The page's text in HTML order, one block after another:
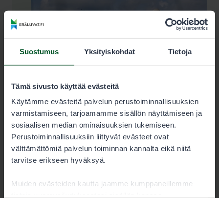
Suostumus Yksityiskohdat Tietoja
Tämä sivusto käyttää evästeitä
Käytämme evästeitä palvelun perustoiminnallisuuksien
varmistamiseen, tarjoamamme sisällön näyttämiseen ja
sosiaalisen median ominaisuuksien tukemiseen.
Perustoiminnallisuuksiin liittyvät evästeet ovat
välttämättömiä palvelun toiminnan kannalta eikä niitä
tarvitse erikseen hyväksyä.
Muiden evästeiden kautta jaamme kumppaneillemme
Muista kalastonhoitomaksu!
Kalastonhoitomaksu on kalastajan pakollinen
viehekalastajan tulee maksaa. Poikkeuksena
ovat kalastajat, jotka ovat ehtineet täyttää